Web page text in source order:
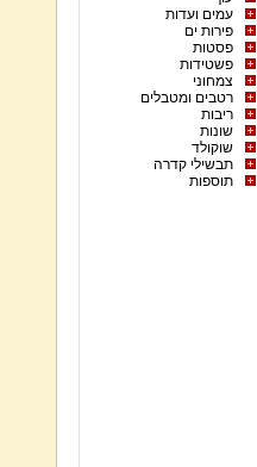
עמים ועדות
פירות ים
פסטות
פשטידות
צמחוני
רטבים ומטבלים
ריבות
שונות
שוקולד
תבשילי קדרה
תוספות